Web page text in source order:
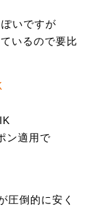
いですが
いるので要比
ン適用で
圧倒的に安く